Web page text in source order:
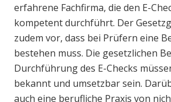
erfahrene Fachfirma, die den E-
kompetent durchführt. Der
zudem vor, dass bei Prüfern eine
bestehen muss. Die gesetzlichen
Durchführung des E-Checks
bekannt und umsetzbar sein.
auch eine berufliche Praxis von